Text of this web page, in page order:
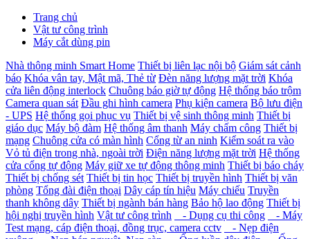
Trang chủ
Vật tư công trình
Máy cắt dùng pin
Nhà thông minh Smart Home Thiết bị liên lạc nội bộ Giám sát cảnh
báo Khóa vân tay, Mật mã, Thẻ từ Đèn năng lượng mặt trời Khóa
cửa liên động interlock Chuông báo giờ tự động Hệ thống báo trộm
Camera quan sát Đầu ghi hình camera Phụ kiện camera Bộ lưu điện
- UPS Hệ thống gọi phục vụ Thiết bị vệ sinh thông minh Thiết bị
giáo dục Máy bộ đàm Hệ thống âm thanh Máy chấm công Thiết bị
mạng Chuông cửa có màn hình Cổng từ an ninh Kiểm soát ra vào
Vỏ tủ điện trong nhà, ngoài trời Điện năng lượng mặt trời Hệ thống
cửa cổng tự động Máy giữ xe tự động thông minh Thiết bị báo cháy
Thiết bị chống sét Thiết bị tin học Thiết bị truyền hình Thiết bị văn
phòng Tổng đài điện thoại Dây cáp tín hiệu Máy chiếu Truyền
thanh không dây Thiết bị ngành bán hàng Bảo hộ lao động Thiết bị
hội nghị truyền hình Vật tư công trình - Dụng cụ thi công
- Máy
Test mạng, cáp điện thoại, đồng trục, camera cctv
- Nẹp điện